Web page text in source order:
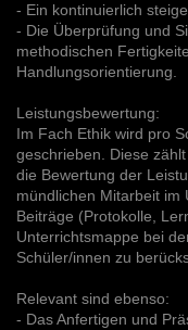
- Ein kontinuierlich
- Die Überprüfung und
methodischen
Handlungsorientierung.
Leistungsbewertung:
Im Fach Ethik wird pro
geschrieben. Diese
die Bewertung der
mündlichen Mitarbeit im
Beiträge (Protokolle,
Unterrichtsmappe bei
Schüler/innen zu
Relevant sind ebenso:
- Das Anfertigen und